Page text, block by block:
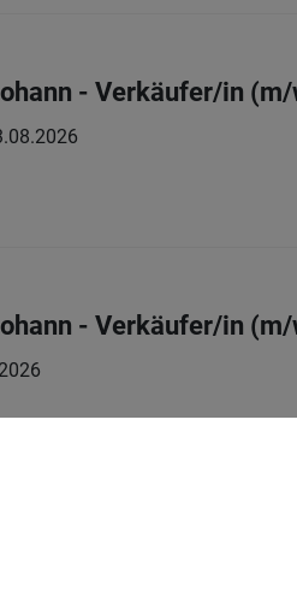
- Verkäufer/in
- Verkäufer/in